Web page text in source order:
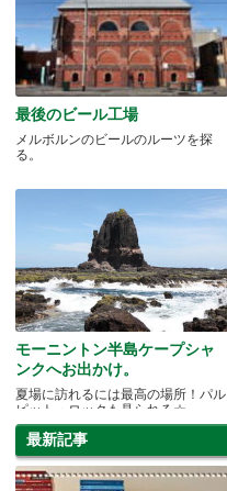
最後のビール工場
メルボルンのビールのルーツを探
る。
モーニントン半島ケープシャ
ンクへお出かけ。
夏場に訪れるには最高の場所！パル
ピット・ロックも見られる☆
最新記事